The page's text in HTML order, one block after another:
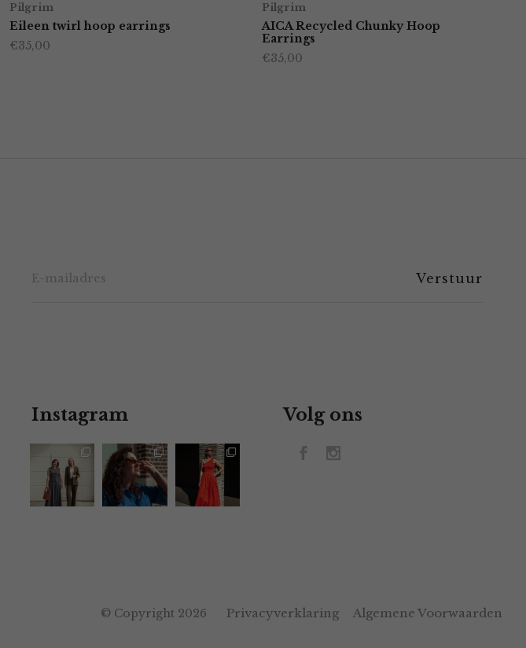
Pilgrim
Eileen twirl hoop earrings
€35,00
Pilgrim
AICA Recycled Chunky Hoop
Earrings
€35,00
Instagram Volg ons
© Copyright 2026 Privacyverklaring Algemene Voorwaarden